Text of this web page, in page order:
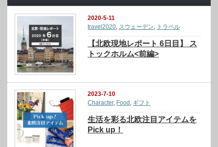
2020-5-11
travel2020 スウェーデン トラベル
【北欧現地レポート 6日目】 ス
トックホルム<前編>
2023-7-10
Character, Food , ギフト
生活を彩る北欧注目アイテムを
Pick up！